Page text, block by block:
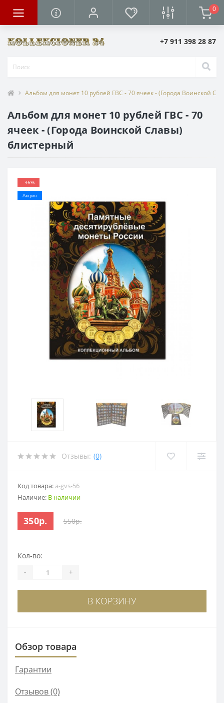
0
+7 911 398 28 87
Альбом для монет 10 рублей ГВС - 70 ячеек - (Города Воинской
Альбом для монет 10 рублей ГВС - 70
ячеек - (Города Воинской Славы)
блистерный
-36%
Акция
Отзывы: (0)
Код товара: a-gvs-56
Наличие: В наличии
350р. 550р.
Кол-во:
- +
В КОРЗИНУ
Обзор товара
Гарантии
Отзывов (0)